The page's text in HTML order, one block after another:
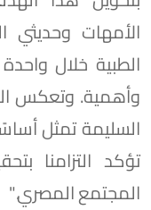
الأمهات وحديثي
الطبية خلال
وأهمية. وتعكس
السليمة تمثل
تؤكد التزامنا
المجتمع المصري."